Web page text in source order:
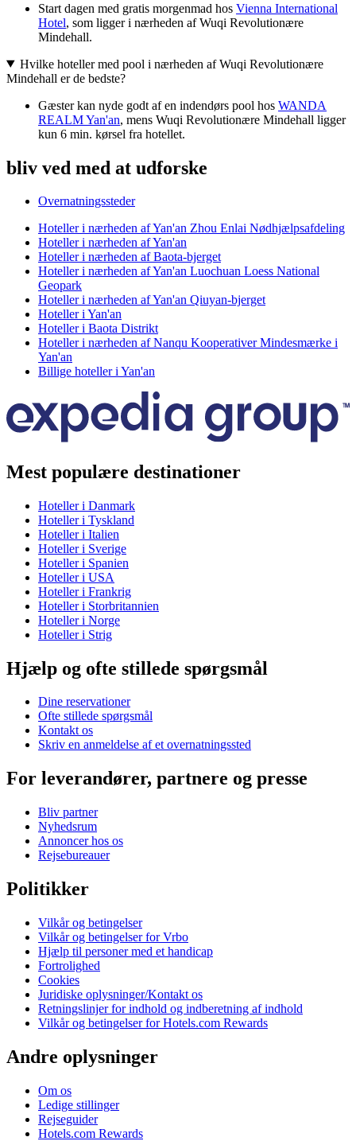
Start dagen med gratis morgenmad hos Vienna International
Hotel, som ligger i nærheden af Wuqi Revolutionære
Mindehall.
Hvilke hoteller med pool i nærheden af Wuqi Revolutionære
Mindehall er de bedste?
Gæster kan nyde godt af en indendørs pool hos WANDA
REALM Yan'an, mens Wuqi Revolutionære Mindehall ligger
kun 6 min. kørsel fra hotellet.
bliv ved med at udforske
Overnatningssteder
Hoteller i nærheden af Yan'an Zhou Enlai Nødhjælpsafdeling
Hoteller i nærheden af Yan'an
Hoteller i nærheden af Baota-bjerget
Hoteller i nærheden af Yan'an Luochuan Loess National
Geopark
Hoteller i nærheden af Yan'an Qiuyan-bjerget
Hoteller i Yan'an
Hoteller i Baota Distrikt
Hoteller i nærheden af Nanqu Kooperativer Mindesmærke i
Yan'an
Billige hoteller i Yan'an
Mest populære destinationer
Hoteller i Danmark
Hoteller i Tyskland
Hoteller i Italien
Hoteller i Sverige
Hoteller i Spanien
Hoteller i USA
Hoteller i Frankrig
Hoteller i Storbritannien
Hoteller i Norge
Hoteller i Strig
Hjælp og ofte stillede spørgsmål
Dine reservationer
Ofte stillede spørgsmål
Kontakt os
Skriv en anmeldelse af et overnatningssted
For leverandører, partnere og presse
Bliv partner
Nyhedsrum
Annoncer hos os
Rejsebureauer
Politikker
Vilkår og betingelser
Vilkår og betingelser for Vrbo
Hjælp til personer med et handicap
Fortrolighed
Cookies
Juridiske oplysninger/Kontakt os
Retningslinjer for indhold og indberetning af indhold
Vilkår og betingelser for Hotels.com Rewards
Andre oplysninger
Om os
Ledige stillinger
Rejseguider
Hotels.com Rewards